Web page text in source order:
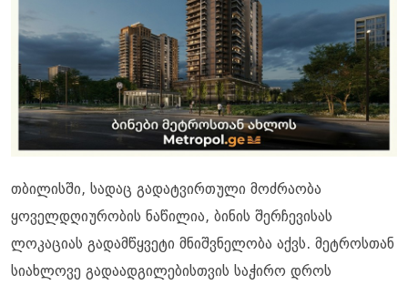
თბილისში, სადაც გადატვირთული მოძრაობა
ყოველდღიურობის ნაწილია, ბინის შერჩევისას
ლოკაციას გადამწყვეტი მნიშვნელობა აქვს. მეტროსთან
სიახლოვე გადაადგილებისთვის საჭირო დროს